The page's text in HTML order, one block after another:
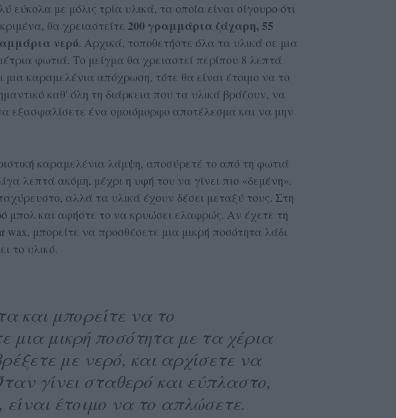
εύκολα με μόλις τρία υλικά, τα οποία είναι σίγουρο ότι
θα χρειαστείτε 200 γραμμάρια ζάχαρη, 55
νερό. Αρχικά, τοποθετήστε όλα τα υλικά σε μια
φωτιά. Το μείγμα θα χρειαστεί περίπου 8 λεπτά
καραμελένια απόχρωση, τότε θα είναι έτοιμο να το
καθ' όλη τη διάρκεια που τα υλικά βράζουν, να
εξασφαλίσετε ένα ομοιόμορφο αποτέλεσμα και να μην
καραμελένια λάμψη, αποσύρετέ το από τη φωτιά
λεπτά ακόμη, μέχρι η υφή του να γίνει πιο «δεμένη».
αλλά τα υλικά έχουν δέσει μεταξύ τους. Στη
μπολ και αφήστε το να κρυώσει ελαφρώς. Αν έχετε τη
wax, μπορείτε να προσθέσετε μια μικρή ποσότητα λάδι
το υλικό.
και μπορείτε να το
μια μικρή ποσότητα με τα χέρια
με νερό, και αρχίσετε να
γίνει σταθερό και εύπλαστο,
είναι έτοιμο να το απλώσετε.